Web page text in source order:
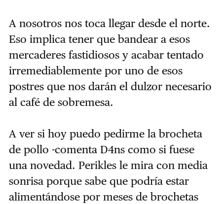
A nosotros nos toca llegar desde el norte.
Eso implica tener que bandear a esos
mercaderes fastidiosos y acabar tentado
irremediablemente por uno de esos
postres que nos darán el dulzor necesario
al café de sobremesa.
A ver si hoy puedo pedirme la brocheta
de pollo -comenta D4ns como si fuese
una novedad. Perikles le mira con media
sonrisa porque sabe que podría estar
alimentándose por meses de brochetas